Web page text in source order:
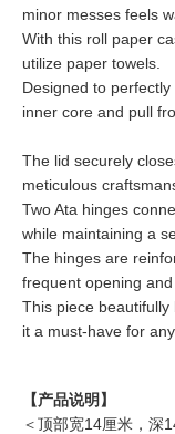
minor messes feels
With this roll paper
utilize paper towels.
Designed to
inner core and pull
The lid securely
meticulous
Two Ata hinges
while maintaining a
The hinges are
frequent opening
This piece
it a must-have for
【产品说明】
＜顶部宽14厘米，深